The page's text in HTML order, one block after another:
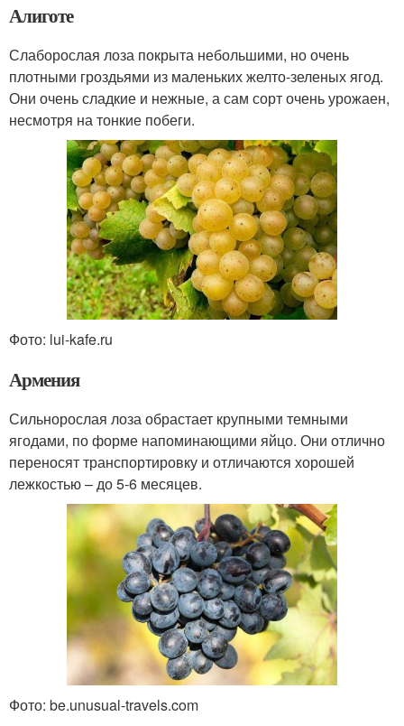
Алиготе
Слаборослая лоза покрыта небольшими, но очень
плотными гроздьями из маленьких желто-зеленых ягод.
Они очень сладкие и нежные, а сам сорт очень урожаен,
несмотря на тонкие побеги.
Фото: lui-kafe.ru
Армения
Сильнорослая лоза обрастает крупными темными
ягодами, по форме напоминающими яйцо. Они отлично
переносят транспортировку и отличаются хорошей
лежкостью – до 5-6 месяцев.
Фото: be.unusual-travels.com